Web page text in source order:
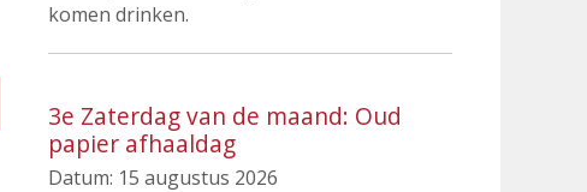
komen drinken.
3e Zaterdag van de maand: Oud
papier afhaaldag
Datum: 15 augustus 2026